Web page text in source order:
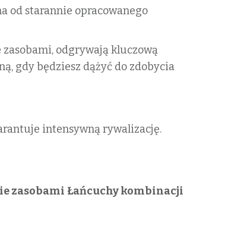
od starannie opracowanego
odgrywają kluczową
gdy będziesz dążyć do zdobycia
intensywną rywalizację.
zasobami Łańcuchy kombinacji